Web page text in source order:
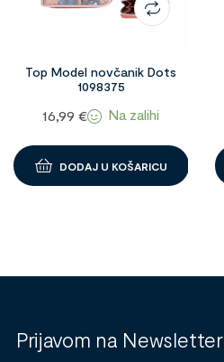
Top Model novčanik Dots
1098375
16,99 € Na zalihi
DODAJ U KOŠARICU
Prijavom na Newsletter